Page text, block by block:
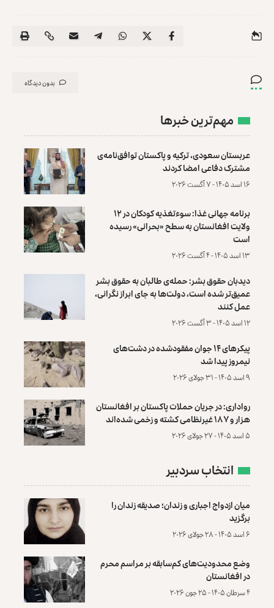
بدون دیدگاه
مهم‌ترین خبرها
عربستان سعودی، ترکیه و پاکستان توافق‌نامه‌ی
مشترک دفاعی امضا کردند
۱۶ اسد ۱۴۰۵ - ۷ آگست ۲۰۲۶
برنامه جهانی غذا: سوءتغذیه کودکان در ۱۲
ولایت افغانستان به سطح «بحرانی» رسیده
است
۱۳ اسد ۱۴۰۵ - ۴ آگست ۲۰۲۶
دیدبان حقوق بشر: حمله‌ی طالبان به حقوق بشر
عمیق‌تر شده است، دولت‌ها به جای ابراز نگرانی،
عمل کنند
۱۲ اسد ۱۴۰۵ - ۳ آگست ۲۰۲۶
پیکرهای ۱۴ جوان مفقودشده در دشت‌های
نیمروز پیدا شد
۹ اسد ۱۴۰۵ - ۳۱ جولای ۲۰۲۶
رواداری: در جریان حملات پاکستان بر افغانستان
هزار و ۱۸۷ غیرنظامی کشته و زخمی شده‌اند
۵ اسد ۱۴۰۵ - ۲۷ جولای ۲۰۲۶
انتخاب سردبیر
میان ازدواج اجباری و زندان؛ صدیقه زندان را
برگزید
۶ اسد ۱۴۰۵ - ۲۸ جولای ۲۰۲۶
وضع محدودیت‌های کم‌سابقه بر مراسم محرم
در افغانستان
۴ سرطان ۱۴۰۵ - ۲۵ جون ۲۰۲۶